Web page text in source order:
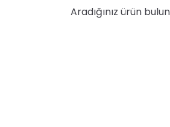
Aradığınız ürün